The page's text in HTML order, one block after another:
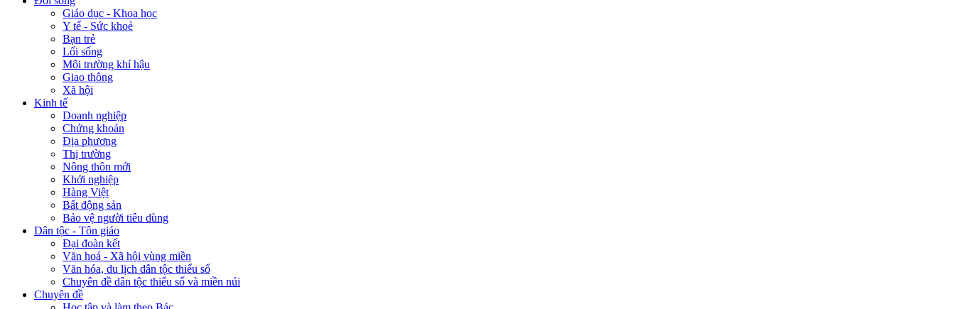
Giáo dục - Khoa học
Y tế - Sức khoẻ
Bạn trẻ
Lối sống
Môi trường khí hậu
Giao thông
Xã hội
Kinh tế
Doanh nghiệp
Chứng khoán
Địa phương
Thị trường
Nông thôn mới
Khởi nghiệp
Hàng Việt
Bất động sản
Bảo vệ người tiêu dùng
Dân tộc - Tôn giáo
Đại đoàn kết
Văn hoá - Xã hội vùng miền
Văn hóa, du lịch dân tộc thiểu số
Chuyên đề dân tộc thiểu số và miền núi
Chuyên đề